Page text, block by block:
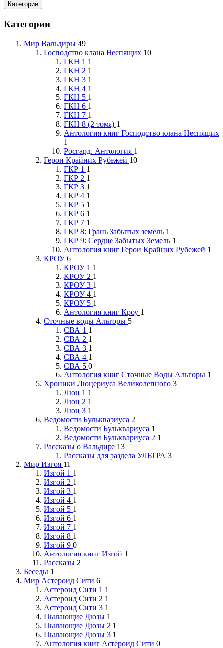
Категории
Категории
Мир Вальдиры 49
Господство клана Неспящих 10
ГКН 1 1
ГКН 2 1
ГКН 3 1
ГКН 4 1
ГКН 5 1
ГКН 6 1
ГКН 7 1
ГКН 8 (2 тома) 1
Антология книг Господство клана Неспящих
1
Росгард. Антология 1
Герои Крайних Рубежей 10
ГКР 1 1
ГКР 2 1
ГКР 3 1
ГКР 4 1
ГКР 5 1
ГКР 6 1
ГКР 7 1
ГКР 8: Грань Забытых земель 1
ГКР 9: Сердце Забытых Земель 1
Антология книг Герои Крайних Рубежей 1
КРОУ6
КРОУ 1 1
КРОУ 2 1
КРОУ 3 1
КРОУ 4 1
КРОУ 5 1
Антология книг Кроу 1
Сточные воды Альгоры 5
СВА 1 1
СВА 2 1
СВА 3 1
СВА 4 1
СВА 5 0
Антология книг Сточные Воды Альгоры 1
Хроники Люцериуса Великолепного 3
Люц 1 1
Люц 2 1
Люц 3 1
Ведомости Бульквариуса 2
Ведомости Бульквариуса 1
Ведомости Бульквариуса 2 1
Рассказы о Вальдире 13
Рассказы для раздела УЛЬТРА 3
Мир Изгоя 11
Изгой 1 1
Изгой 2 1
Изгой 3 1
Изгой 4 1
Изгой 5 1
Изгой 6 1
Изгой 7 1
Изгой 8 1
Изгой 9 0
Антология книг Изгой 1
Рассказы 2
Беседы 1
Мир Астероид Сити 6
Астероид Сити 1 1
Астероид Сити 2 1
Астероид Сити 3 1
Пылающие Дюзы 1
Пылающие Дюзы 2 1
Пылающие Дюзы 3 1
Антология книг Астероид Сити 0